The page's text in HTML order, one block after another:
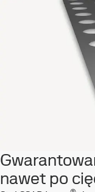
nawet po